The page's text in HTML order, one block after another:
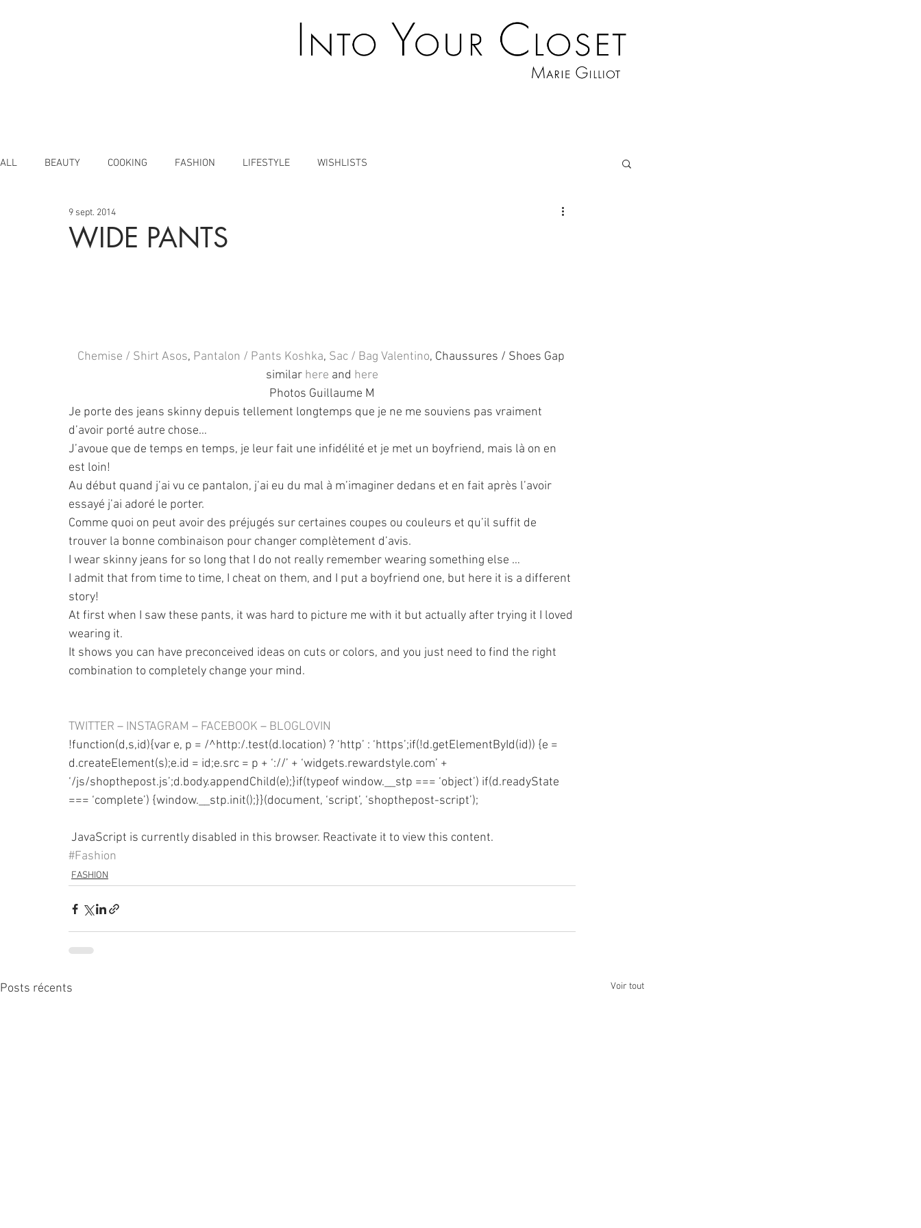
ALL BEAUTY COOKING FASHION LIFESTYLE WISHLISTS
WIDE PANTS
9 sept. 2014
Chemise / Shirt Asos, Pantalon / Pants Koshka, Sac / Bag Valentino, Chaussures / Shoes Gap
similar here and here
Photos Guillaume M
Je porte des jeans skinny depuis tellement longtemps que je ne me souviens pas vraiment
d’avoir porté autre chose…
J’avoue que de temps en temps, je leur fait une infidélité et je met un boyfriend, mais là on en
est loin!
Au début quand j’ai vu ce pantalon, j’ai eu du mal à m’imaginer dedans et en fait après l’avoir
essayé j’ai adoré le porter.
Comme quoi on peut avoir des préjugés sur certaines coupes ou couleurs et qu’il suffit de
trouver la bonne combinaison pour changer complètement d’avis.
I wear skinny jeans for so long that I do not really remember wearing something else …
I admit that from time to time, I cheat on them, and I put a boyfriend one, but here it is a different
story!
At first when I saw these pants, it was hard to picture me with it but actually after trying it I loved
wearing it.
It shows you can have preconceived ideas on cuts or colors, and you just need to find the right
combination to completely change your mind.
TWITTER – INSTAGRAM – FACEBOOK – BLOGLOVIN
!function(d,s,id){var e, p = /^http:/.test(d.location) ? ‘http’ : ‘https’;if(!d.getElementById(id)) {e =
d.createElement(s);e.id = id;e.src = p + ‘://’ + ‘widgets.rewardstyle.com’ +
‘/js/shopthepost.js’;d.body.appendChild(e);}if(typeof window.__stp === ‘object’) if(d.readyState
=== ‘complete’) {window.__stp.init();}}(document, ‘script’, ‘shopthepost-script’);
JavaScript is currently disabled in this browser. Reactivate it to view this content.
#Fashion
FASHION
Posts récents Voir tout